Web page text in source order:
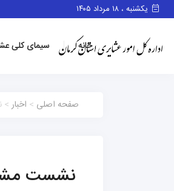
یکشنبه ، ۱۸ مرداد ۱۴۰۵
خانه سیمای کلی
صفحه اصلی > اخبار>
نشست